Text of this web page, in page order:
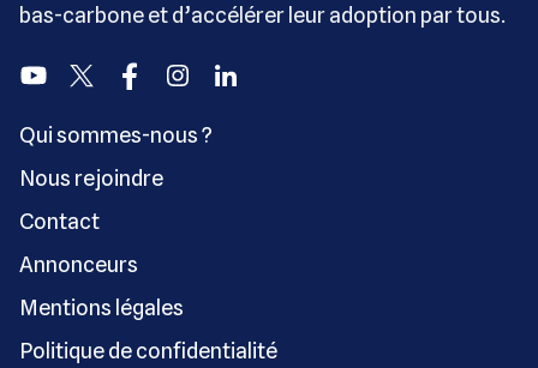
bas-carbone et d’accélérer leur adoption par tous.
YoutubeTwitter FacebookInstagramLinkedin
Qui sommes-nous ?
Nous rejoindre
Contact
Annonceurs
Mentions légales
Politique de confidentialité